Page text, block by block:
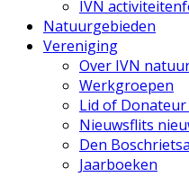
IVN
Natuurgebieden
Vereniging
Over IVN
Werkgroepen
Lid of Donateur
Nieuwsflits
Den
Jaarboeken